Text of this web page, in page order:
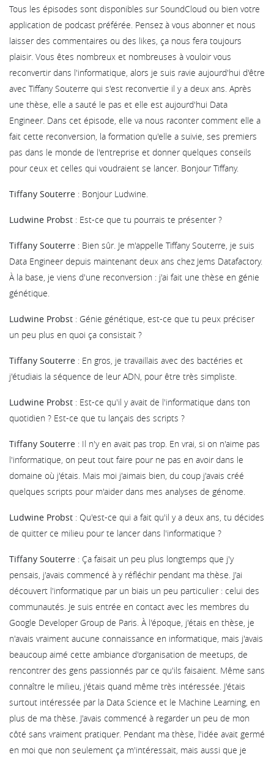
Tous les épisodes sont disponibles sur SoundCloud ou bien votre
application de podcast préférée. Pensez à vous abonner et nous
laisser des commentaires ou des likes, ça nous fera toujours
plaisir. Vous êtes nombreux et nombreuses à vouloir vous
reconvertir dans l'informatique, alors je suis ravie aujourd'hui d'être
avec Tiffany Souterre qui s'est reconvertie il y a deux ans. Après
une thèse, elle a sauté le pas et elle est aujourd'hui Data
Engineer. Dans cet épisode, elle va nous raconter comment elle a
fait cette reconversion, la formation qu'elle a suivie, ses premiers
pas dans le monde de l'entreprise et donner quelques conseils
pour ceux et celles qui voudraient se lancer. Bonjour Tiffany.
Tiffany Souterre : Bonjour Ludwine.
Ludwine Probst : Est-ce que tu pourrais te présenter ?
Tiffany Souterre : Bien sûr. Je m'appelle Tiffany Souterre, je suis
Data Engineer depuis maintenant deux ans chez Jems Datafactory.
À la base, je viens d'une reconversion : j'ai fait une thèse en génie
génétique.
Ludwine Probst : Génie génétique, est-ce que tu peux préciser
un peu plus en quoi ça consistait ?
Tiffany Souterre : En gros, je travaillais avec des bactéries et
j'étudiais la séquence de leur ADN, pour être très simpliste.
Ludwine Probst : Est-ce qu'il y avait de l'informatique dans ton
quotidien ? Est-ce que tu lançais des scripts ?
Tiffany Souterre : Il n'y en avait pas trop. En vrai, si on n'aime pas
l'informatique, on peut tout faire pour ne pas en avoir dans le
domaine où j'étais. Mais moi j'aimais bien, du coup j'avais créé
quelques scripts pour m'aider dans mes analyses de génome.
Ludwine Probst : Qu'est-ce qui a fait qu'il y a deux ans, tu décides
de quitter ce milieu pour te lancer dans l'informatique ?
Tiffany Souterre : Ça faisait un peu plus longtemps que j'y
pensais, j'avais commencé à y réfléchir pendant ma thèse. J'ai
découvert l'informatique par un biais un peu particulier : celui des
communautés. Je suis entrée en contact avec les membres du
Google Developer Group de Paris. À l'époque, j'étais en thèse, je
n'avais vraiment aucune connaissance en informatique, mais j'avais
beaucoup aimé cette ambiance d'organisation de meetups, de
rencontrer des gens passionnés par ce qu'ils faisaient. Même sans
connaître le milieu, j'étais quand même très intéressée. J'étais
surtout intéressée par la Data Science et le Machine Learning, en
plus de ma thèse. J'avais commencé à regarder un peu de mon
côté sans vraiment pratiquer. Pendant ma thèse, l'idée avait germé
en moi que non seulement ça m'intéressait, mais aussi que je